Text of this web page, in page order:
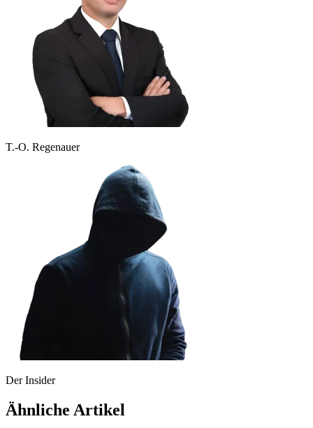
T.-O. Regenauer
Der Insider
Ähnliche Artikel